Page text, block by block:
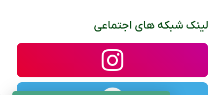
لینک شبکه های اجتماعی